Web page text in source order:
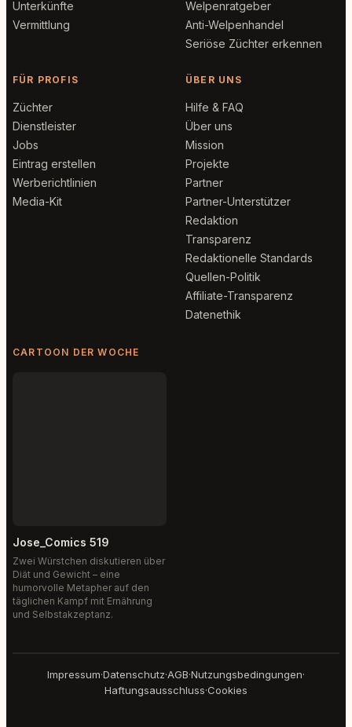
Unterkünfte
Vermittlung
Welpenratgeber
Anti-Welpenhandel
Seriöse Züchter erkennen
FÜR PROFIS
Züchter
Dienstleister
Jobs
Eintrag erstellen
Werberichtlinien
Media-Kit
ÜBER UNS
Hilfe & FAQ
Über uns
Mission
Projekte
Partner
Partner-Unterstützer
Redaktion
Transparenz
Redaktionelle Standards
Quellen-Politik
Affiliate-Transparenz
Datenethik
CARTOON DER WOCHE
Jose_Comics 519
Zwei Würstchen diskutieren über
Diät und Gewicht – eine
humorvolle Metapher auf den
täglichen Kampf mit Ernährung
und Selbstakzeptanz.
Impressum·Datenschutz·AGB·Nutzungsbedingungen·
Haftungsausschluss·Cookies